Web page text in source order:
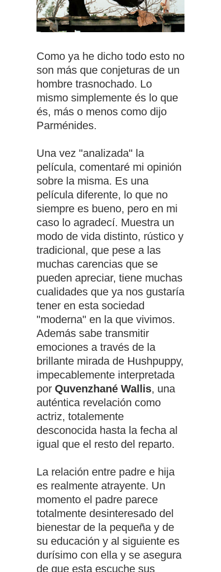
Como ya he dicho todo esto no
son más que conjeturas de un
hombre trasnochado. Lo
mismo simplemente és lo que
és, más o menos como dijo
Parménides.
Una vez "analizada" la
película, comentaré mi opinión
sobre la misma. Es una
película diferente, lo que no
siempre es bueno, pero en mi
caso lo agradecí. Muestra un
modo de vida distinto, rústico y
tradicional, que pese a las
muchas carencias que se
pueden apreciar, tiene muchas
cualidades que ya nos gustaría
tener en esta sociedad
"moderna" en la que vivimos.
Además sabe transmitir
emociones a través de la
brillante mirada de Hushpuppy,
impecablemente interpretada
por Quvenzhané Wallis, una
auténtica revelación como
actriz, totalemente
desconocida hasta la fecha al
igual que el resto del reparto.
La relación entre padre e hija
es realmente atrayente. Un
momento el padre parece
totalmente desinteresado del
bienestar de la pequeña y de
su educación y al siguiente es
durísimo con ella y se asegura
de que esta escuche sus